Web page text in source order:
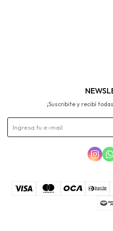
¡Suscribite y recibí
 